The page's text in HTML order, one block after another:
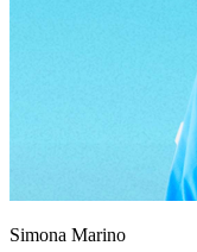
Simona Marino